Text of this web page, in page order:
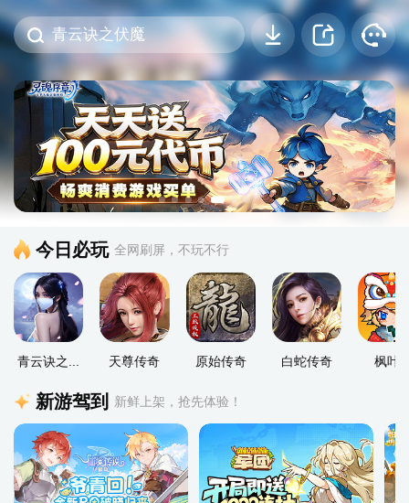
今日必玩 全网刷屏，不玩不行
青云诀之... 天尊传奇 原始传奇 白蛇传奇 枫叶
新游驾到 新鲜上架，抢先体验！